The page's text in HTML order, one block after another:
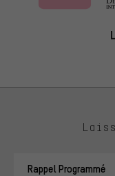
Rappel Programmé
Des offres
Au lieu de pubs
intérêts et à te